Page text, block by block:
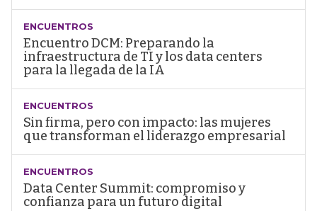
ENCUENTROS
Encuentro DCM: Preparando la
infraestructura de TI y los data centers
para la llegada de la IA
ENCUENTROS
Sin firma, pero con impacto: las mujeres
que transforman el liderazgo empresarial
ENCUENTROS
Data Center Summit: compromiso y
confianza para un futuro digital